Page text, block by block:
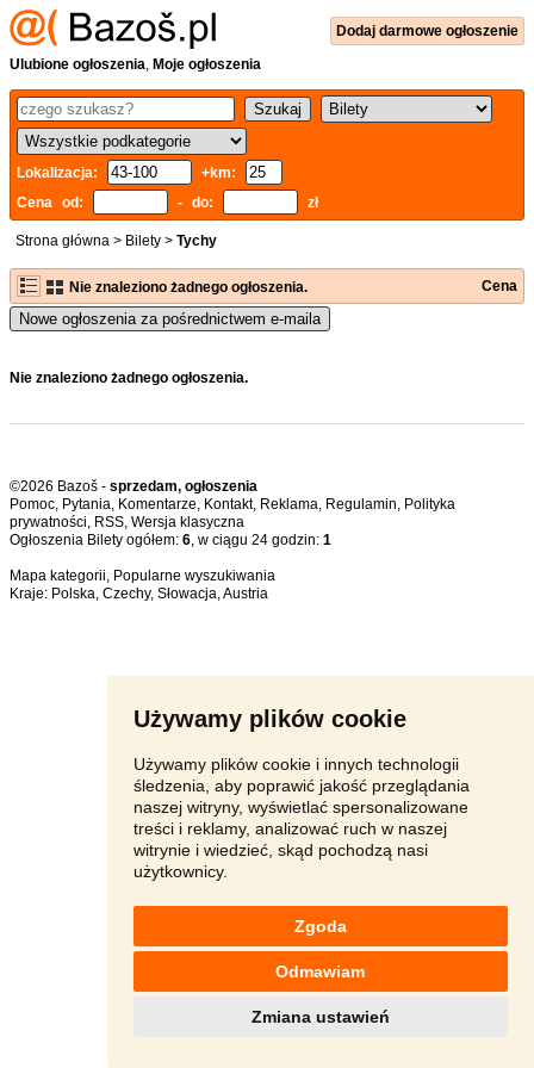
Używamy plików cookie
Używamy plików cookie i innych technologii
śledzenia, aby poprawić jakość przeglądania
naszej witryny, wyświetlać spersonalizowane
treści i reklamy, analizować ruch w naszej
witrynie i wiedzieć, skąd pochodzą nasi
użytkownicy.
Zgoda
Odmawiam
Zmiana ustawień
Dodaj darmowe ogłoszenie
Ulubione ogłoszenia, Moje ogłoszenia
Lokalizacja:
+km:
Cena od:
- do: zł
Strona główna > Bilety > Tychy
Nie znaleziono żadnego ogłoszenia. Cena
Nowe ogłoszenia za pośrednictwem e-maila
Nie znaleziono żadnego ogłoszenia.
©2026 Bazoš - sprzedam, ogłoszenia
Pomoc, Pytania, Komentarze, Kontakt, Reklama, Regulamin, Polityka
prywatności, RSS,
Ogłoszenia Bilety ogółem: 6, w ciągu 24 godzin: 1
Mapa kategorii, Popularne wyszukiwania
Kraje: Polska, Czechy, Słowacja,Austria